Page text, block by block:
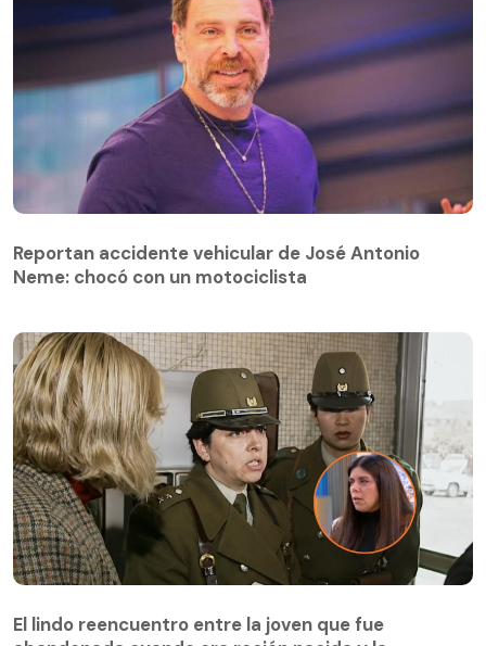
Reportan accidente vehicular de José Antonio
Neme: chocó con un motociclista
abandonada cuando era recién nacida y la
El lindo reencuentro entre la joven que fue